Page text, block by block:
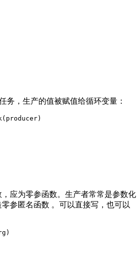
务，生产的值被赋值给循环变量：
，应为零参函数。生产者常常是参数化
参匿名函数 。可以直接写，也可以